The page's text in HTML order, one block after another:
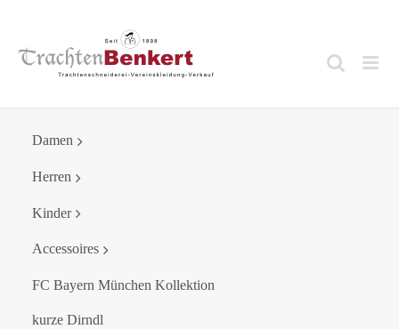
content
Damen
Herren
Kinder
Accessoires
FC Bayern München Kollektion
kurze Dirndl